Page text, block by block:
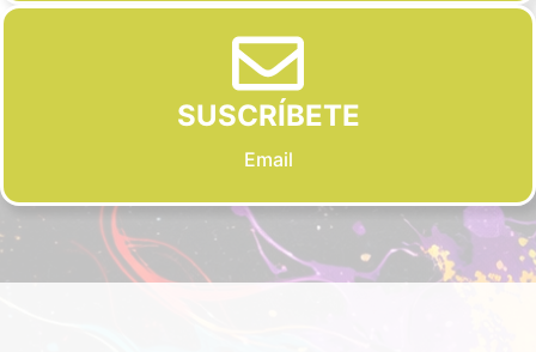
SUSCRÍBETE
Email